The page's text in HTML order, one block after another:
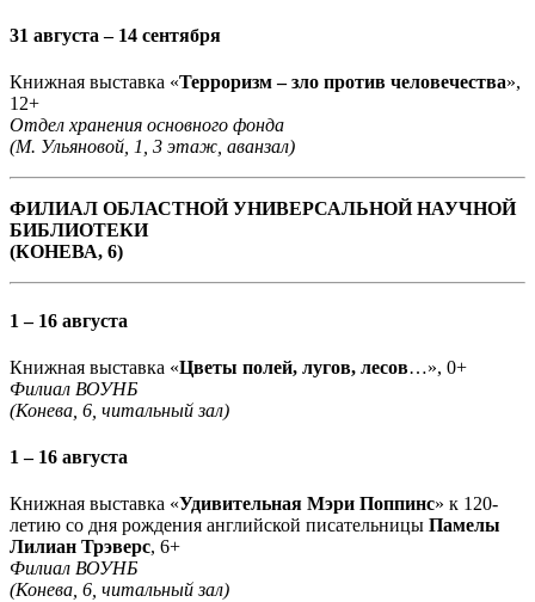
31 августа – 14 сентября
Книжная выставка «Терроризм – зло против человечества»,
12+
Отдел хранения основного фонда
(М. Ульяновой, 1, 3 этаж, аванзал)
ФИЛИАЛ ОБЛАСТНОЙ УНИВЕРСАЛЬНОЙ НАУЧНОЙ
БИБЛИОТЕКИ
(КОНЕВА, 6)
1 – 16 августа
Книжная выставка «Цветы полей, лугов, лесов…», 0+
Филиал ВОУНБ
(Конева, 6, читальный зал)
1 – 16 августа
Книжная выставка «Удивительная Мэри Поппинс» к 120-
летию со дня рождения английской писательницы Памелы
Лилиан Трэверс, 6+
Филиал ВОУНБ
(Конева, 6, читальный зал)